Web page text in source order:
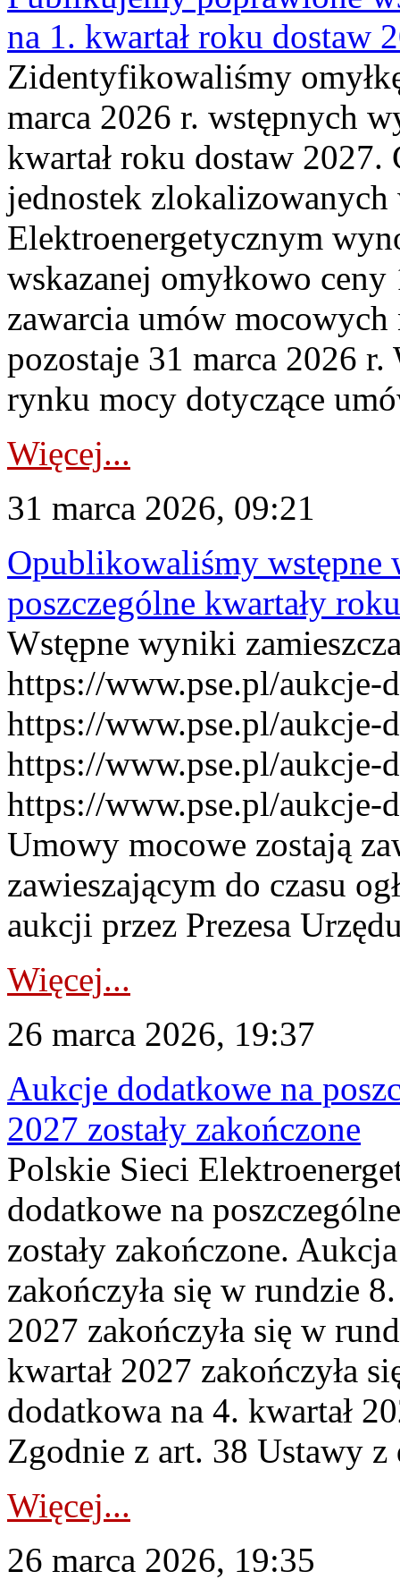
na 1. kwartał roku dostaw
Zidentyfikowaliśmy
marca 2026 r. wstępnych
kwartał roku dostaw
jednostek
Elektroenergetycznym
wskazanej omyłkowo
zawarcia umów
pozostaje 31 marca 2026
rynku mocy dotyczące
Więcej...
31 marca 2026, 09:21
Opublikowaliśmy
poszczególne kwartały
Wstępne wyniki
https://www.pse.pl/aukcje-
https://www.pse.pl/aukcje-
https://www.pse.pl/aukcje-
https://www.pse.pl/aukcje-
Umowy mocowe zostają
zawieszającym do czasu
aukcji przez Prezesa
Więcej...
26 marca 2026, 19:37
Aukcje dodatkowe na
2027 zostały zakończone
Polskie Sieci
dodatkowe na
zostały zakończone.
zakończyła się w rundzie
2027 zakończyła się w
kwartał 2027 zakończyła
dodatkowa na 4. kwartał
Zgodnie z art. 38 Ustawy
Więcej...
26 marca 2026, 19:35